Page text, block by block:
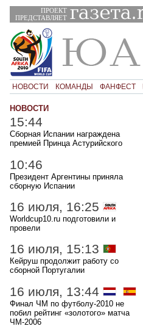
ПРОЕКТ
ПРЕДСТАВЛЯЕТ
НОВОСТИ КОМАНДЫ ФАНФЕСТ
НОВОСТИ
15:44
Сборная Испании награждена
премией Принца Астурийского
10:46
Президент Аргентины приняла
сборную Испании
16 июля, 16:25
Worldcup10.ru подготовили и
провели
16 июля, 15:13
Кейруш продолжит работу со
сборной Португалии
16 июля, 13:44
Финал ЧМ по футболу-2010 не
побил рейтинг «золотого» матча
ЧМ-2006